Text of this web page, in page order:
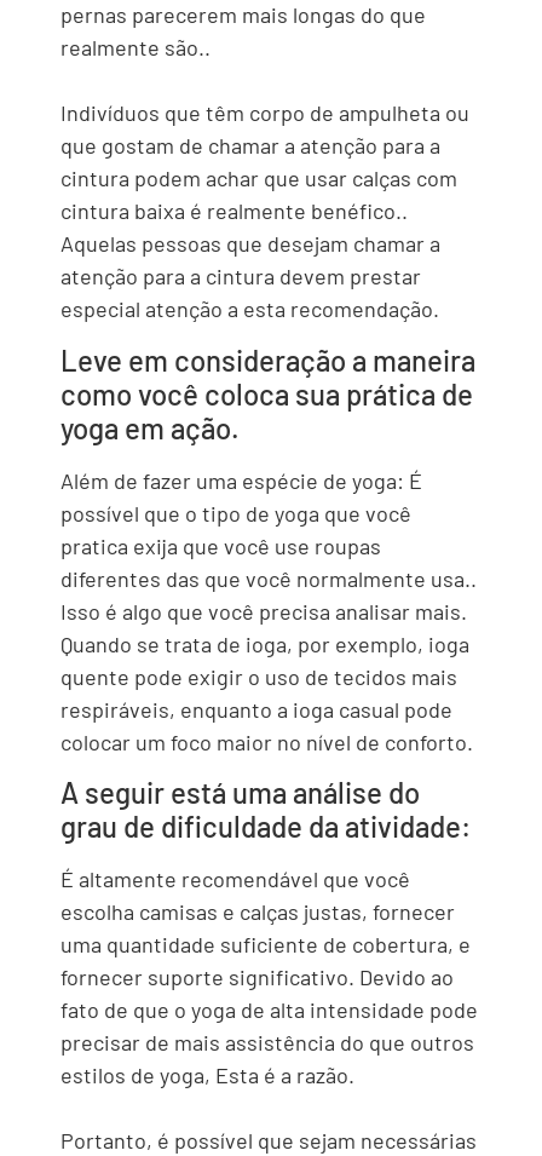
pernas parecerem mais longas do que
realmente são..
Indivíduos que têm corpo de ampulheta ou
que gostam de chamar a atenção para a
cintura podem achar que usar calças com
cintura baixa é realmente benéfico..
Aquelas pessoas que desejam chamar a
atenção para a cintura devem prestar
especial atenção a esta recomendação.
Leve em consideração a maneira
como você coloca sua prática de
yoga em ação.
Além de fazer uma espécie de yoga: É
possível que o tipo de yoga que você
pratica exija que você use roupas
diferentes das que você normalmente usa..
Isso é algo que você precisa analisar mais.
Quando se trata de ioga, por exemplo, ioga
quente pode exigir o uso de tecidos mais
respiráveis, enquanto a ioga casual pode
colocar um foco maior no nível de conforto.
A seguir está uma análise do
grau de dificuldade da atividade:
É altamente recomendável que você
escolha camisas e calças justas, fornecer
uma quantidade suficiente de cobertura, e
fornecer suporte significativo. Devido ao
fato de que o yoga de alta intensidade pode
precisar de mais assistência do que outros
estilos de yoga, Esta é a razão.
Portanto, é possível que sejam necessárias